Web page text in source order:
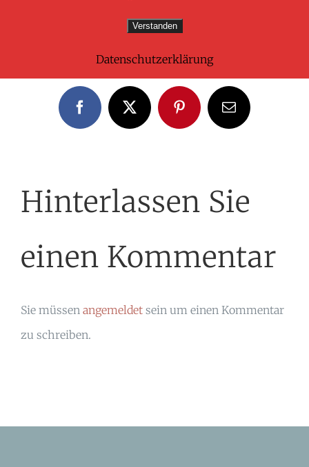
Share This Wonderful Life Event!
FacebookX PinterestE-
Mail
Hinterlassen Sie
einen Kommentar
Sie müssen angemeldet sein um einen Kommentar
zu schreiben.
Verstanden
Datenschutzerklärung